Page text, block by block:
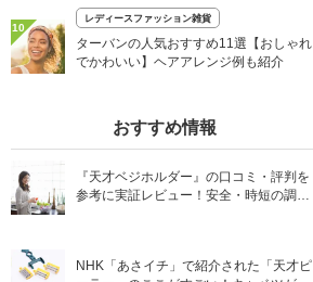
10
レディースファッション雑貨
ターバンの人気おすすめ11選【おしゃれ
でかわいい】ヘアアレンジ例も紹介
おすすめ情報
『天才ベジホルダー』の口コミ・評判を
参考に実証レビュー！安全・時短の調理
NHK「あさイチ」で紹介された「天才ピ